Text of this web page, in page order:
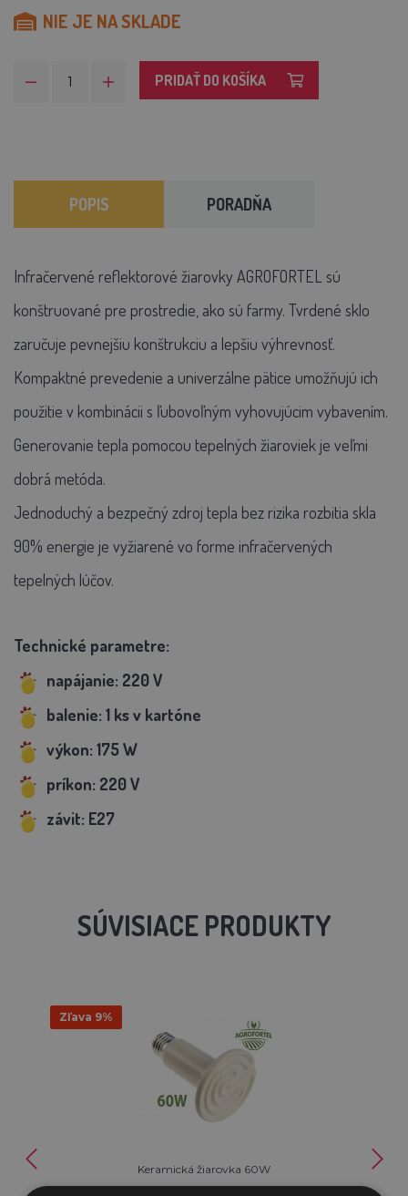
NIE JE NA SKLADE
PRIDAŤ DO KOŠÍKA
POPIS PORADŇA
Infračervené reflektorové žiarovky AGROFORTEL sú
konštruované pre prostredie, ako sú farmy. Tvrdené sklo
zaručuje pevnejšiu konštrukciu a lepšiu výhrevnosť.
Kompaktné prevedenie a univerzálne pätice umožňujú ich
použitie v kombinácii s ľubovoľným vyhovujúcim vybavením.
Generovanie tepla pomocou tepelných žiaroviek je veľmi
dobrá metóda.
Jednoduchý a bezpečný zdroj tepla bez rizika rozbitia skla
90% energie je vyžiarené vo forme infračervených
tepelných lúčov.
Technické parametre:
napájanie: 220 V
balenie: 1 ks v kartóne
výkon: 175 W
príkon: 220 V
závit: E27
SÚVISIACE PRODUKTY
Zľava 9%
Keramická žiarovka 60W